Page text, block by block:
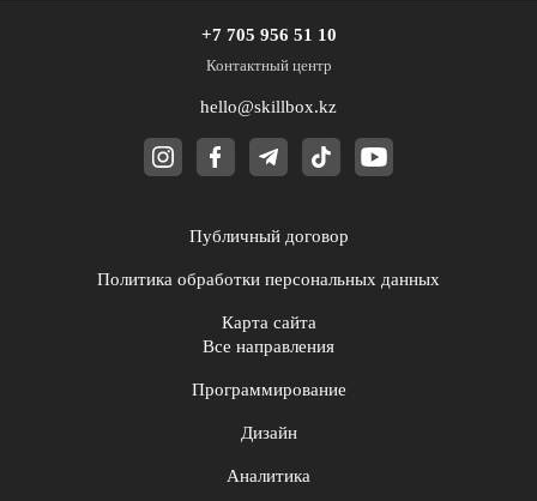
+7 705 956 51 10
Контактный центр
hello@skillbox.kz
Публичный договор
Политика обработки персональных данных
Карта сайта
Все направления
Программирование
Дизайн
Аналитика